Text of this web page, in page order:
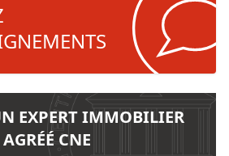
EXPERT IMMOBILIER
AGRÉÉ CNE